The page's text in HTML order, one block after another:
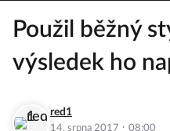
Použil běžný
výsledek ho
red1
14. srpna 2017 · 08:00